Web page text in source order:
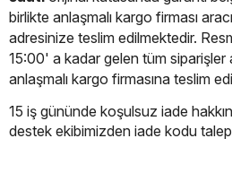
birlikte anlaşmalı kargo firması
adresinize teslim edilmektedir.
15:00' a kadar gelen tüm siparişler
anlaşmalı kargo firmasına teslim
15 iş gününde koşulsuz iade
destek ekibimizden iade kodu